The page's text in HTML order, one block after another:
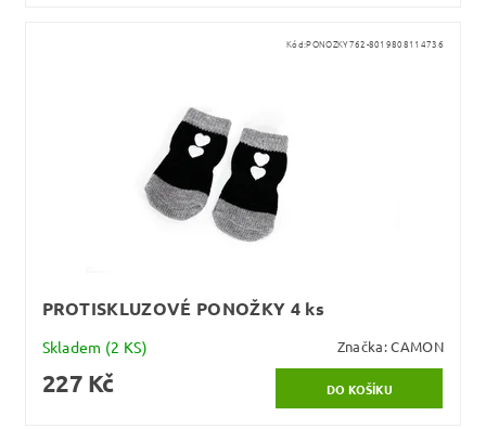
Kód:PONOZKY762-8019808114736
PROTISKLUZOVÉ PONOŽKY 4 ks
Skladem (2 KS) Značka:CAMON
227 Kč